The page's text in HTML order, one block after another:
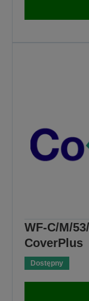
WF-C/M/
CoverPlus
Dostępny